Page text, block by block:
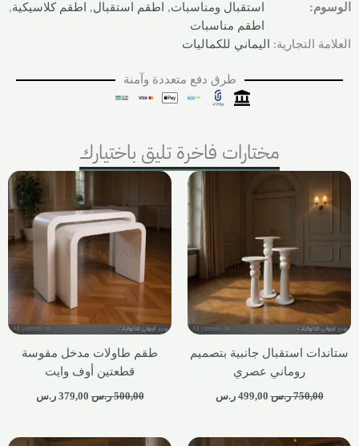
الوسوم:
استقبال ومناسبات, اطقم استقبال, اطقم كلاسيكية,
اطقم مناسبات
العلامة التجارية:
اليماني للكماليات
طرق دفع متعددة وآمنة
مختارات فاخرة تليق باختيارك
ستاندات استقبال جانبية بتصميم
روماني عصري
750,00 ر.س 499,00 ر.س
طقم طاولات مدخل مقوسة
قطعتين أوف وايت
500,00 ر.س 379,00 ر.س